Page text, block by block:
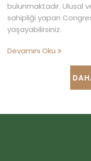
bulunmaktadır. Ulusal
sahipliği yapan
yaşayabilirsiniz.
Devamını Oku